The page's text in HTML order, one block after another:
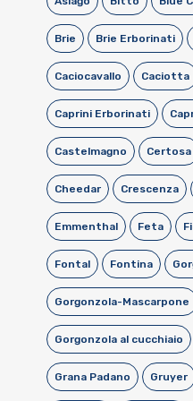
Brie Brie Erborinati
Caciocavallo Caciotta
Caprini Erborinati
Castelmagno Certosa
Cheedar Crescenza
Emmenthal Feta
Fontal Fontina
Gorgonzola-Mascarpone
Gorgonzola al cucchiaio
Grana Padano Gruyer